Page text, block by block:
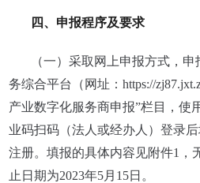
四、申报程序及要求
（一）采取网上申报方式，
务综合平台（网址：https://
产业数字化服务商申报”栏目，使
业码扫码（法人或经办人）登录
注册。填报的具体内容见附件1，
止日期为2023年5月15日。